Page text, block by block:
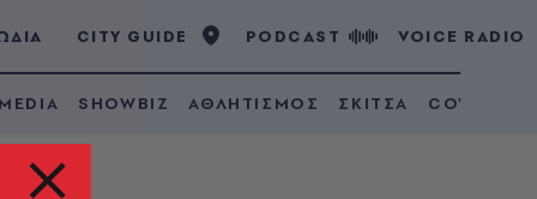
CITY GUIDE PODCAST VOICE RADIO
SHOWBIZ ΑΘΛΗΤΙΣΜΟΣ ΣΚΙΤΣΑ COVID 19